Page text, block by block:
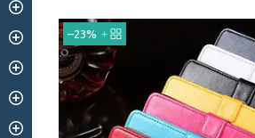
–23%